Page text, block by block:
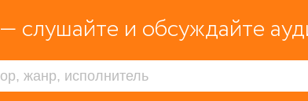
— слушайте и обсуждайте